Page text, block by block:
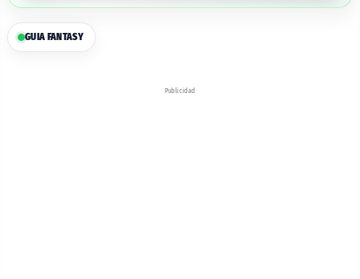
GUIA FANTASY
Publicidad